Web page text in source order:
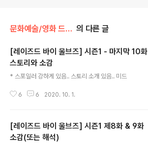
문화예술/영화 드라마 애니메이션 의 다른 글
[레이즈드 바이 울브즈] 시즌1 - 마지막 10화
스토리와 소감
* 스포일러 강하게 있음.. 스토리 소개 있음.. 미드
6 6 2020. 10. 1.
[레이즈드 바이 울브즈] 시즌1 제8화 & 9화
소감(또는 해석)